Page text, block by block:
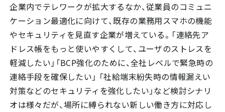
企業内でテレワークが拡大するなか、従業員のコミュニ
ケーション最適化に向けて、既存の業務用スマホの機能
やセキュリティを見直す企業が増えている。「連絡先ア
ドレス帳をもっと使いやすくして、ユーザのストレスを
軽減したい」「BCP強化のために、全社レベルで緊急時の
連絡手段を確保したい」 「社給端末紛失時の情報漏えい
対策などのセキュリティを強化したい」など検討シナリ
オは様々だが、場所に縛られない新しい働き方に対応し